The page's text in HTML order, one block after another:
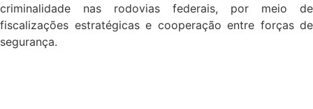
criminalidade nas rodovias federais, por meio de
fiscalizações estratégicas e cooperação entre forças de
segurança.